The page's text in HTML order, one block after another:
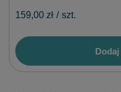
159,00 zł / szt.